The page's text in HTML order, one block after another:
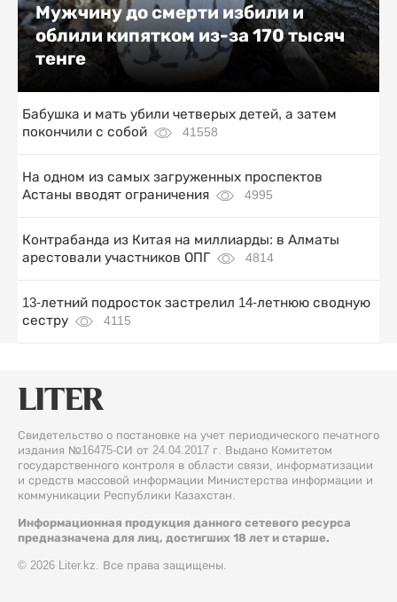
Мужчину до смерти избили и
облили кипятком из-за 170 тысяч
тенге
Бабушка и мать убили четверых детей, а затем
покончили с собой
41558
На одном из самых загруженных проспектов
Астаны вводят ограничения
4995
Контрабанда из Китая на миллиарды: в Алматы
арестовали участников ОПГ
4814
13-летний подросток застрелил 14-летнюю сводную
сестру
4115
Свидетельство о постановке на учет периодического печатного
издания №16475-СИ от 24.04.2017 г. Выдано Комитетом
государственного контроля в области связи, информатизации
и средств массовой информации Министерства информации и
коммуникации Республики Казахстан.
Информационная продукция данного сетевого ресурса
предназначена для лиц, достигших 18 лет и старше.
© 2026 Liter.kz. Все права защищены.